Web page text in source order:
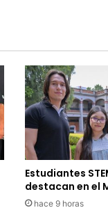
Estudiantes
destacan en el
hace 9 horas